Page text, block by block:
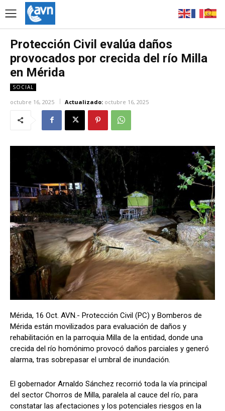
Protección Civil evalúa daños
provocados por crecida del río Milla
en Mérida
SOCIAL
octubre 16, 2025 Actualizado: octubre 16, 2025
Mérida, 16 Oct. AVN.- Protección Civil (PC) y Bomberos de
Mérida están movilizados para evaluación de daños y
rehabilitación en la parroquia Milla de la entidad, donde una
crecida del río homónimo provocó daños parciales y generó
alarma, tras sobrepasar el umbral de inundación.
El gobernador Arnaldo Sánchez recorrió toda la vía principal
del sector Chorros de Milla, paralela al cauce del río, para
constatar las afectaciones y los potenciales riesgos en la